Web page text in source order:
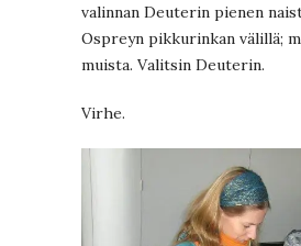
valinnan Deuterin pienen
Ospreyn pikkurinkan välillä;
muista. Valitsin Deuterin.
Virhe.